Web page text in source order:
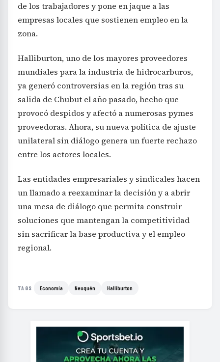
de los trabajadores y pone en jaque a las
empresas locales que sostienen empleo en la
zona.
Halliburton, uno de los mayores proveedores
mundiales para la industria de hidrocarburos,
ya generó controversias en la región tras su
salida de Chubut el año pasado, hecho que
provocó despidos y afectó a numerosas pymes
proveedoras. Ahora, su nueva política de ajuste
unilateral sin diálogo genera un fuerte rechazo
entre los actores locales.
Las entidades empresariales y sindicales hacen
un llamado a reexaminar la decisión y a abrir
una mesa de diálogo que permita construir
soluciones que mantengan la competitividad
sin sacrificar la base productiva y el empleo
regional.
TAGS Economía Neuquén Halliburton